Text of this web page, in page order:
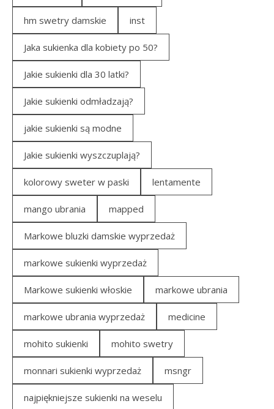
hm swetry damskie inst
Jaka sukienka dla kobiety po 50?
Jakie sukienki dla 30 latki?
Jakie sukienki odmładzają?
jakie sukienki są modne
Jakie sukienki wyszczuplają?
kolorowy sweter w paski lentamente
mango ubrania mapped
Markowe bluzki damskie wyprzedaż
markowe sukienki wyprzedaż
Markowe sukienki włoskie markowe ubrania
markowe ubrania wyprzedaż medicine
mohito sukienki mohito swetry
monnari sukienki wyprzedaż msngr
najpiękniejsze sukienki na weselu